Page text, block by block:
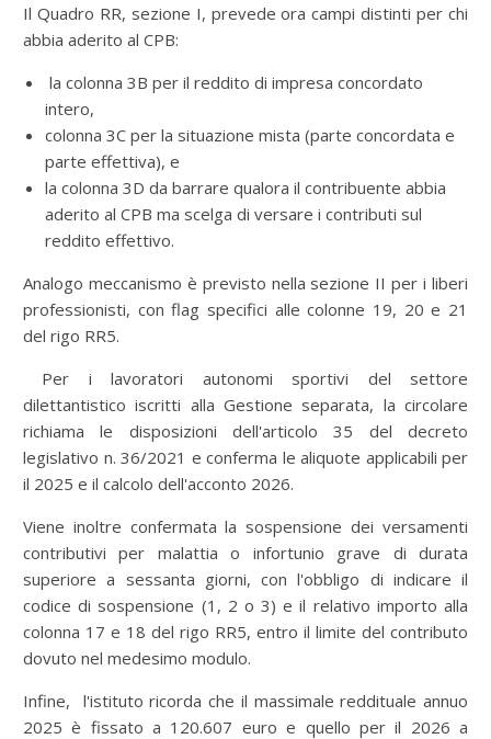
Il Quadro RR, sezione I, prevede ora campi distinti per chi
abbia aderito al CPB:
la colonna 3B per il reddito di impresa concordato
intero,
colonna 3C per la situazione mista (parte concordata e
parte effettiva), e
la colonna 3D da barrare qualora il contribuente abbia
aderito al CPB ma scelga di versare i contributi sul
reddito effettivo.
Analogo meccanismo è previsto nella sezione II per i liberi
professionisti, con flag specifici alle colonne 19, 20 e 21
del rigo RR5.
Per i lavoratori autonomi sportivi del settore
dilettantistico iscritti alla Gestione separata, la circolare
richiama le disposizioni dell'articolo 35 del decreto
legislativo n. 36/2021 e conferma le aliquote applicabili per
il 2025 e il calcolo dell'acconto 2026.
Viene inoltre confermata la sospensione dei versamenti
contributivi per malattia o infortunio grave di durata
superiore a sessanta giorni, con l'obbligo di indicare il
codice di sospensione (1, 2 o 3) e il relativo importo alla
colonna 17 e 18 del rigo RR5, entro il limite del contributo
dovuto nel medesimo modulo.
Infine, l'istituto ricorda che il massimale reddituale annuo
2025 è fissato a 120.607 euro e quello per il 2026 a